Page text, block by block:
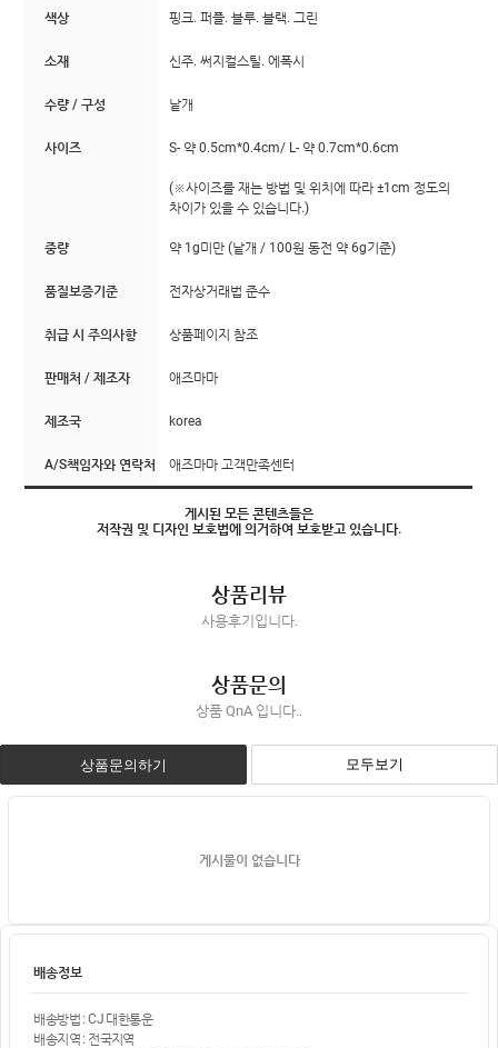
색상 핑크. 퍼플. 블루. 블랙. 그린
소재 신주. 써지컬스틸. 에폭시
수량 / 구성 낱개
사이즈 S- 약 0.5cm*0.4cm/ L- 약 0.7cm*0.6cm
(※사이즈를 재는 방법 및 위치에 따라 ±1cm 정도의
차이가 있을 수 있습니다.)
중량 약 1g미만 (낱개 / 100원 동전 약 6g기준)
품질보증기준 전자상거래법 준수
취급 시 주의사항 상품페이지 참조
판매처 / 제조자 애즈마마
제조국 korea
A/S책임자와 연락처 애즈마마 고객만족센터
게시된 모든 콘텐츠들은
저작권 및 디자인 보호법에 의거하여 보호받고 있습니다.
상품리뷰
사용후기입니다.
상품문의
상품 QnA 입니다..
상품문의하기 모두보기
게시물이 없습니다
배송정보
배송방법 : CJ 대한통운
배송지역 : 전국지역